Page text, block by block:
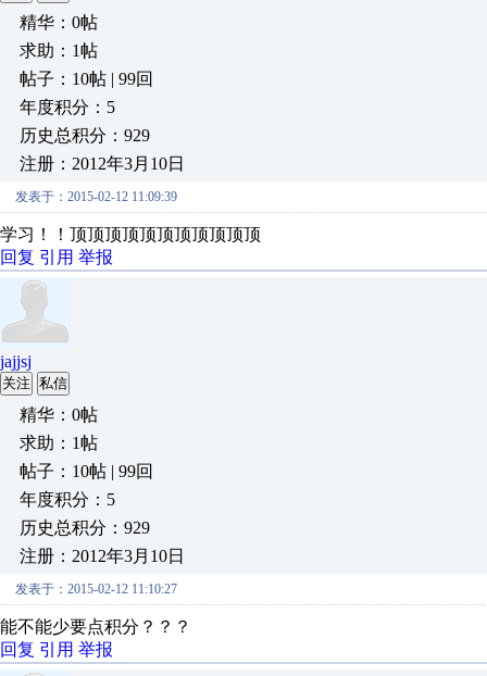
精华：0帖
求助：1帖
帖子：10帖 | 99回
年度积分：5
历史总积分：929
注册：2012年3月10日
发表于：2015-02-12 11:09:39
学习！！顶顶顶顶顶顶顶顶顶顶顶
回复 引用 举报
jajjsj
关注 私信
精华：0帖
求助：1帖
帖子：10帖 | 99回
年度积分：5
历史总积分：929
注册：2012年3月10日
发表于：2015-02-12 11:10:27
能不能少要点积分？？？
回复 引用 举报